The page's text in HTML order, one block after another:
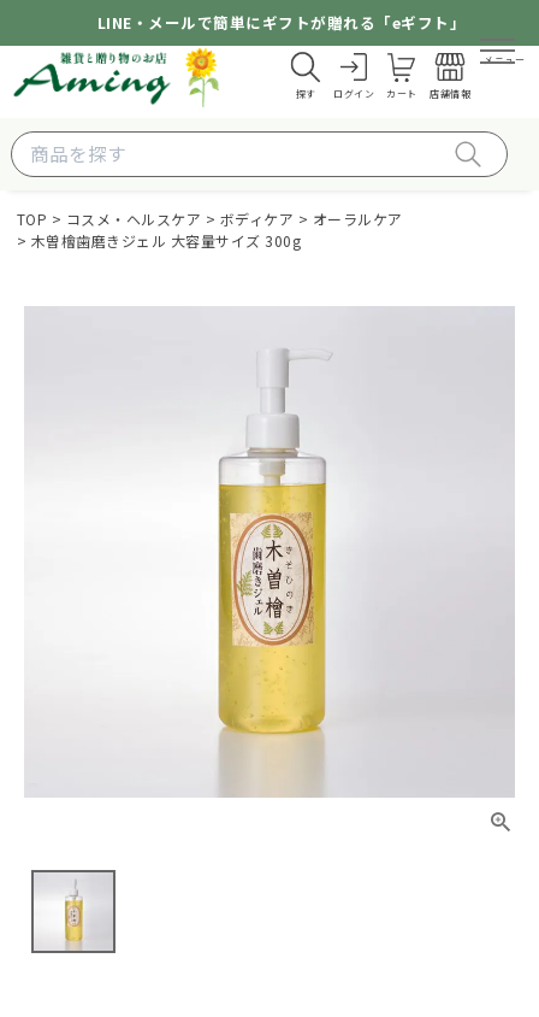
LINE・メールで簡単にギフトが贈れる「eギフト」
探す ログイン カート 店舗情報
メニュー
TOP コスメ・ヘルスケア ボディケア
オーラルケア
木曽檜歯磨きジェル 大容量サイズ 300g